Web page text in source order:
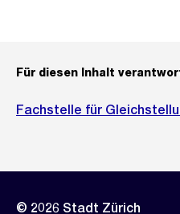
Für diesen Inhalt
Fachstelle für
© 2026 Stadt Zürich